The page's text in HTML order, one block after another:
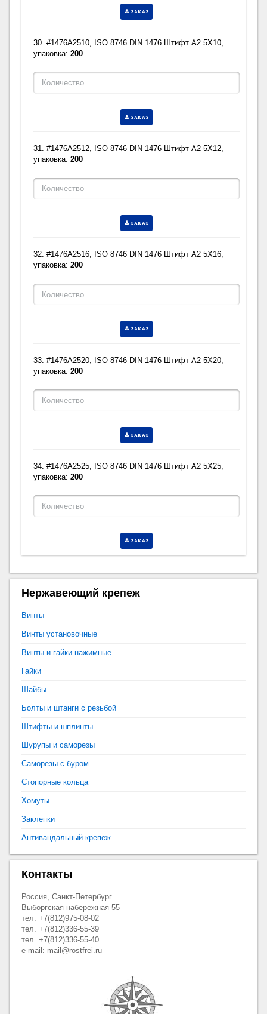
ЗАКАЗ
30. #1476A2510, ISO 8746 DIN 1476 Штифт A2 5X10,
упаковка:200
ЗАКАЗ
31. #1476A2512, ISO 8746 DIN 1476 Штифт A2 5X12,
упаковка:200
ЗАКАЗ
32. #1476A2516, ISO 8746 DIN 1476 Штифт A2 5X16,
упаковка:200
ЗАКАЗ
33. #1476A2520, ISO 8746 DIN 1476 Штифт A2 5X20,
упаковка:200
ЗАКАЗ
34. #1476A2525, ISO 8746 DIN 1476 Штифт A2 5X25,
упаковка:200
ЗАКАЗ
Нержавеющий крепеж
Винты
Винты установочные
Винты и гайки нажимные
Гайки
Шайбы
Болты и штанги с резьбой
Штифты и шплинты
Шурупы и саморезы
Саморезы с буром
Стопорные кольца
Хомуты
Заклепки
Антивандальный крепеж
Контакты
Россия, Санкт-Петербург
Выборгская набережная 55
тел. +7(812)975-08-02
тел. +7(812)336-55-39
тел. +7(812)336-55-40
e-mail: mail@rostfrei.ru